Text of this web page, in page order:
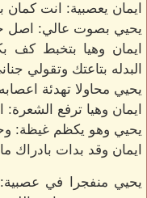
ايمان يعصبية: انت كمان
يحيي بصوت عالي: اصل
ايمان وهيا بتخبط
البدله بتاعتك وتقولي
يحيي محاولا تهدئة
ايمان وهيا ترفع الشعرة:
يحيي وهو يكظم غيظة:
ايمان وقد بدات بادراك
يحيي منفجرا في